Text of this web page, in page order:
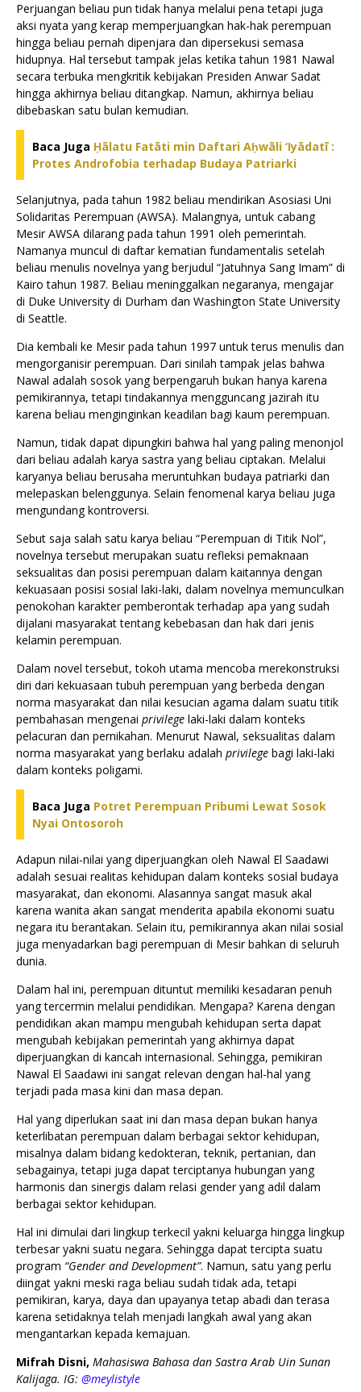
Perjuangan beliau pun tidak hanya melalui pena tetapi juga
aksi nyata yang kerap memperjuangkan hak-hak perempuan
hingga beliau pernah dipenjara dan dipersekusi semasa
hidupnya. Hal tersebut tampak jelas ketika tahun 1981 Nawal
secara terbuka mengkritik kebijakan Presiden Anwar Sadat
hingga akhirnya beliau ditangkap. Namun, akhirnya beliau
dibebaskan satu bulan kemudian.
Baca Juga Ḥālatu Fatāti min Daftari Aḥwāli ‘Iyādatī :
Protes Androfobia terhadap Budaya Patriarki
Selanjutnya, pada tahun 1982 beliau mendirikan Asosiasi Uni
Solidaritas Perempuan (AWSA). Malangnya, untuk cabang
Mesir AWSA dilarang pada tahun 1991 oleh pemerintah.
Namanya muncul di daftar kematian fundamentalis setelah
beliau menulis novelnya yang berjudul “Jatuhnya Sang Imam” di
Kairo tahun 1987. Beliau meninggalkan negaranya, mengajar
di Duke University di Durham dan Washington State University
di Seattle.
Dia kembali ke Mesir pada tahun 1997 untuk terus menulis dan
mengorganisir perempuan. Dari sinilah tampak jelas bahwa
Nawal adalah sosok yang berpengaruh bukan hanya karena
pemikirannya, tetapi tindakannya mengguncang jazirah itu
karena beliau menginginkan keadilan bagi kaum perempuan.
Namun, tidak dapat dipungkiri bahwa hal yang paling menonjol
dari beliau adalah karya sastra yang beliau ciptakan. Melalui
karyanya beliau berusaha meruntuhkan budaya patriarki dan
melepaskan belenggunya. Selain fenomenal karya beliau juga
mengundang kontroversi.
Sebut saja salah satu karya beliau “Perempuan di Titik Nol”,
novelnya tersebut merupakan suatu refleksi pemaknaan
seksualitas dan posisi perempuan dalam kaitannya dengan
kekuasaan posisi sosial laki-laki, dalam novelnya memunculkan
penokohan karakter pemberontak terhadap apa yang sudah
dijalani masyarakat tentang kebebasan dan hak dari jenis
kelamin perempuan.
Dalam novel tersebut, tokoh utama mencoba merekonstruksi
diri dari kekuasaan tubuh perempuan yang berbeda dengan
norma masyarakat dan nilai kesucian agama dalam suatu titik
pembahasan mengenai privilege laki-laki dalam konteks
pelacuran dan pernikahan. Menurut Nawal, seksualitas dalam
norma masyarakat yang berlaku adalah privilege bagi laki-laki
dalam konteks poligami.
Baca Juga Potret Perempuan Pribumi Lewat Sosok
Nyai Ontosoroh
Adapun nilai-nilai yang diperjuangkan oleh Nawal El Saadawi
adalah sesuai realitas kehidupan dalam konteks sosial budaya
masyarakat, dan ekonomi. Alasannya sangat masuk akal
karena wanita akan sangat menderita apabila ekonomi suatu
negara itu berantakan. Selain itu, pemikirannya akan nilai sosial
juga menyadarkan bagi perempuan di Mesir bahkan di seluruh
dunia.
Dalam hal ini, perempuan dituntut memiliki kesadaran penuh
yang tercermin melalui pendidikan. Mengapa? Karena dengan
pendidikan akan mampu mengubah kehidupan serta dapat
mengubah kebijakan pemerintah yang akhirnya dapat
diperjuangkan di kancah internasional. Sehingga, pemikiran
Nawal El Saadawi ini sangat relevan dengan hal-hal yang
terjadi pada masa kini dan masa depan.
Hal yang diperlukan saat ini dan masa depan bukan hanya
keterlibatan perempuan dalam berbagai sektor kehidupan,
misalnya dalam bidang kedokteran, teknik, pertanian, dan
sebagainya, tetapi juga dapat terciptanya hubungan yang
harmonis dan sinergis dalam relasi gender yang adil dalam
berbagai sektor kehidupan.
Hal ini dimulai dari lingkup terkecil yakni keluarga hingga lingkup
terbesar yakni suatu negara. Sehingga dapat tercipta suatu
program “Gender and Development”. Namun, satu yang perlu
diingat yakni meski raga beliau sudah tidak ada, tetapi
pemikiran, karya, daya dan upayanya tetap abadi dan terasa
karena setidaknya telah menjadi langkah awal yang akan
mengantarkan kepada kemajuan.
Mifrah Disni, Mahasiswa Bahasa dan Sastra Arab Uin Sunan
Kalijaga. IG: @meylistyle